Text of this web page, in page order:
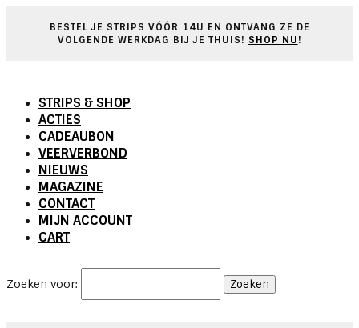
BESTEL JE STRIPS VÓÓR 14U EN ONTVANG ZE DE
VOLGENDE WERKDAG BIJ JE THUIS! SHOP NU!
STRIPS & SHOP
ACTIES
CADEAUBON
VEERVERBOND
NIEUWS
MAGAZINE
CONTACT
MIJN ACCOUNT
CART
Zoeken voor: